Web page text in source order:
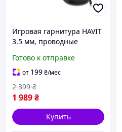
Игровая гарнитура HAVIT
3.5 мм, проводные
динамиками, объемный
звук, съемный микрофон,
универсальные gaming
headp
Готово к отправке
от 199₴/мес
1 989₴
2 399 ₴
Купить